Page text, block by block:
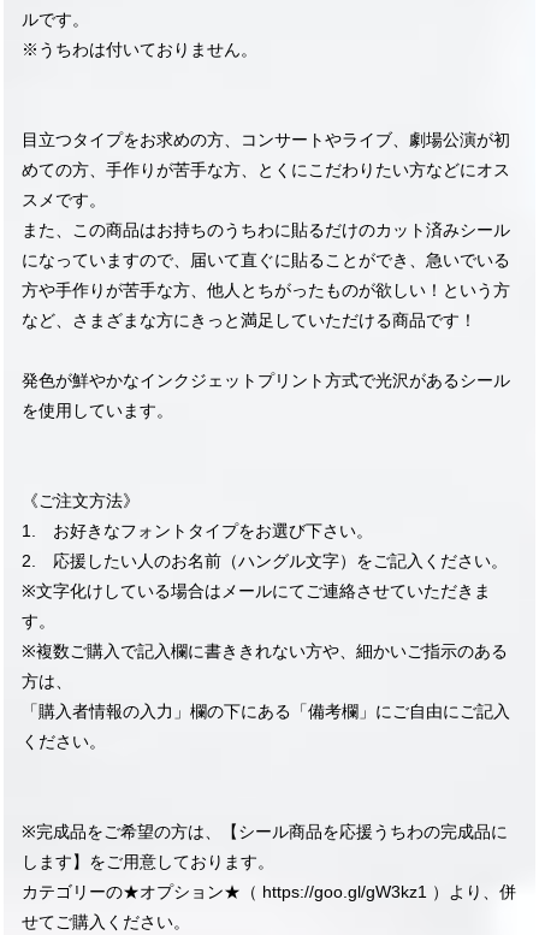
ルです。
※うちわは付いておりません。
目立つタイプをお求めの方、コンサートやライブ、劇場公演が初
めての方、手作りが苦手な方、とくにこだわりたい方などにオス
スメです。
また、この商品はお持ちのうちわに貼るだけのカット済みシール
になっていますので、届いて直ぐに貼ることができ、急いでいる
方や手作りが苦手な方、他人とちがったものが欲しい！という方
など、さまざまな方にきっと満足していただける商品です！
発色が鮮やかなインクジェットプリント方式で光沢があるシール
を使用しています。
《ご注文方法》
1. お好きなフォントタイプをお選び下さい。
2. 応援したい人のお名前（ハングル文字）をご記入ください。
※文字化けしている場合はメールにてご連絡させていただきま
す。
※複数ご購入で記入欄に書ききれない方や、細かいご指示のある
方は、
「購入者情報の入力」欄の下にある「備考欄」にご自由にご記入
ください。
※完成品をご希望の方は、【シール商品を応援うちわの完成品に
します】をご用意しております。
カテゴリーの★オプション★（ https://goo.gl/gW3kz1 ）より、併
せてご購入ください。